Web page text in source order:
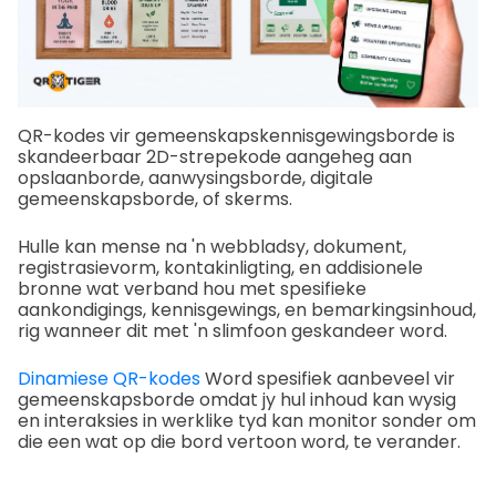
QR-kodes vir gemeenskapskennisgewingsborde is
skandeerbaar2D-strepekode aangeheg aan
opslaanborde, aanwysingsborde, digitale
gemeenskapsborde, of skerms.
Hulle kan mense na 'n webbladsy, dokument,
registrasievorm, kontakinligting, en addisionele
bronne wat verband hou met spesifieke
aankondigings, kennisgewings, en bemarkingsinhoud,
rig wanneer dit met 'n slimfoon geskandeer word.
Dinamiese QR-kodesWord spesifiek aanbeveel vir
gemeenskapsborde omdat jy hul inhoud kan wysig
en interaksies in werklike tyd kan monitor sonder om
die een wat op die bord vertoon word, te verander.